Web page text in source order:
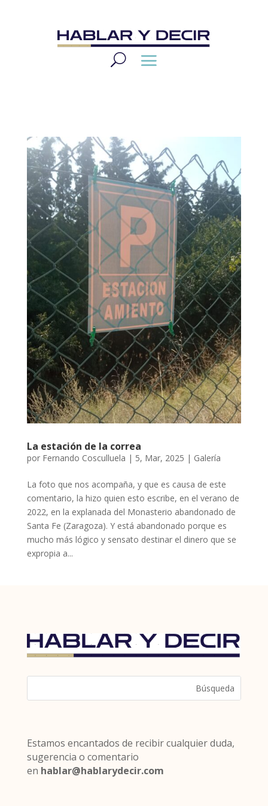
La estación de la correa
por Fernando Cosculluela | 5, Mar, 2025 | Galería
La foto que nos acompaña, y que es causa de este
comentario, la hizo quien esto escribe, en el verano de
2022, en la explanada del Monasterio abandonado de
Santa Fe (Zaragoza). Y está abandonado porque es
mucho más lógico y sensato destinar el dinero que se
expropia a...
Estamos encantados de recibir cualquier duda,
sugerencia o comentario
en hablar@hablarydecir.com